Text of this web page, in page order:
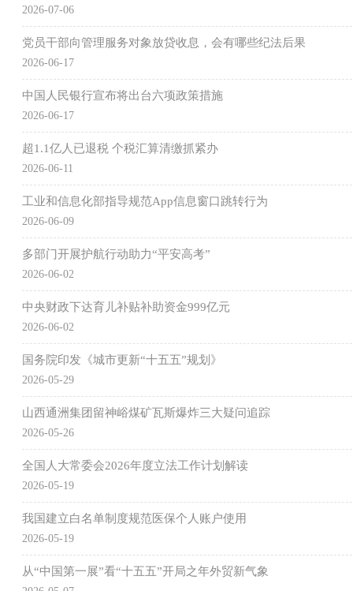
2026-07-06
党员干部向管理服务对象放贷收息，会有哪些纪法后果
2026-06-17
中国人民银行宣布将出台六项政策措施
2026-06-17
超1.1亿人已退税 个税汇算清缴抓紧办
2026-06-11
工业和信息化部指导规范App信息窗口跳转行为
2026-06-09
多部门开展护航行动助力“平安高考”
2026-06-02
中央财政下达育儿补贴补助资金999亿元
2026-06-02
国务院印发《城市更新“十五五”规划》
2026-05-29
山西通洲集团留神峪煤矿瓦斯爆炸三大疑问追踪
2026-05-26
全国人大常委会2026年度立法工作计划解读
2026-05-19
我国建立白名单制度规范医保个人账户使用
2026-05-19
从“中国第一展”看“十五五”开局之年外贸新气象